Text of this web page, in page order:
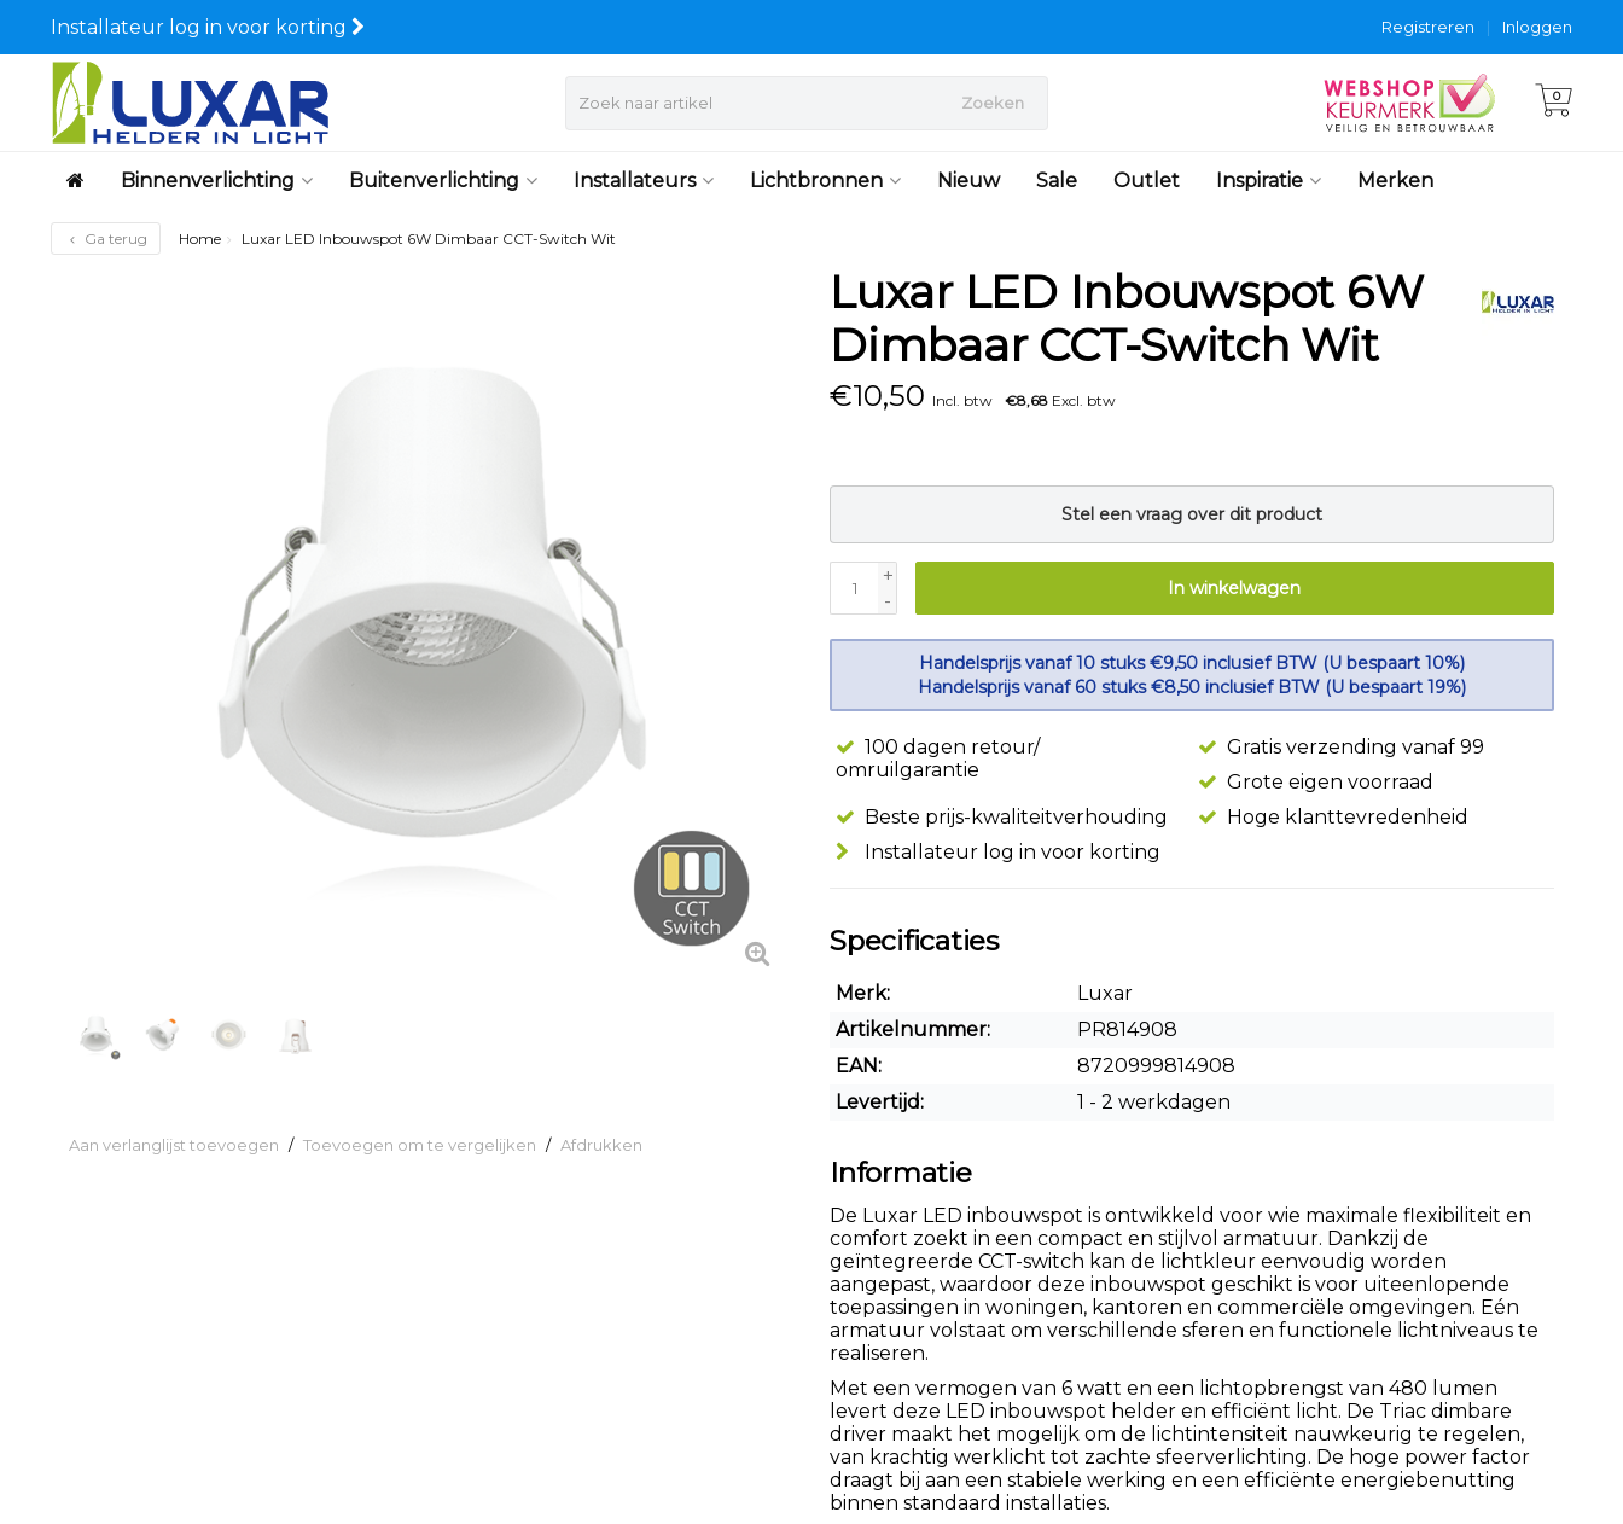
Installateur log in voor korting Inloggen
|
Registreren
Zoeken 0
Binnenverlichting Buitenverlichting Installateurs Lichtbronnen Nieuw Sale Outlet Inspiratie Merken
Ga terug Home Luxar LED Inbouwspot 6W Dimbaar CCT-Switch Wit
Aan verlanglijst toevoegen / Toevoegen om te vergelijken / Afdrukken
Luxar LED Inbouwspot 6W
Dimbaar CCT-Switch Wit
€10,50 Incl. btw €8,68 Excl. btw
Stel een vraag over dit product
+
-
In winkelwagen
Handelsprijs vanaf 10 stuks €9,50 inclusief BTW (U bespaart 10%)
Handelsprijs vanaf 60 stuks €8,50 inclusief BTW (U bespaart 19%)
100 dagen retour/
omruilgarantie
Gratis verzending vanaf 99
Grote eigen voorraad
Beste prijs-kwaliteitverhouding
Hoge klanttevredenheid
Installateur log in voor korting
Specificaties
Merk:
Luxar
Artikelnummer:
PR814908
EAN:
8720999814908
Levertijd:
1 - 2 werkdagen
Informatie
De Luxar LED inbouwspot is ontwikkeld voor wie maximale flexibiliteit en
comfort zoekt in een compact en stijlvol armatuur. Dankzij de
geïntegreerde CCT-switch kan de lichtkleur eenvoudig worden
aangepast, waardoor deze inbouwspot geschikt is voor uiteenlopende
toepassingen in woningen, kantoren en commerciële omgevingen. Eén
armatuur volstaat om verschillende sferen en functionele lichtniveaus te
realiseren.
Met een vermogen van 6 watt en een lichtopbrengst van 480 lumen
levert deze LED inbouwspot helder en efficiënt licht. De Triac dimbare
driver maakt het mogelijk om de lichtintensiteit nauwkeurig te regelen,
van krachtig werklicht tot zachte sfeerverlichting. De hoge power factor
draagt bij aan een stabiele werking en een efficiënte energiebenutting
binnen standaard installaties.